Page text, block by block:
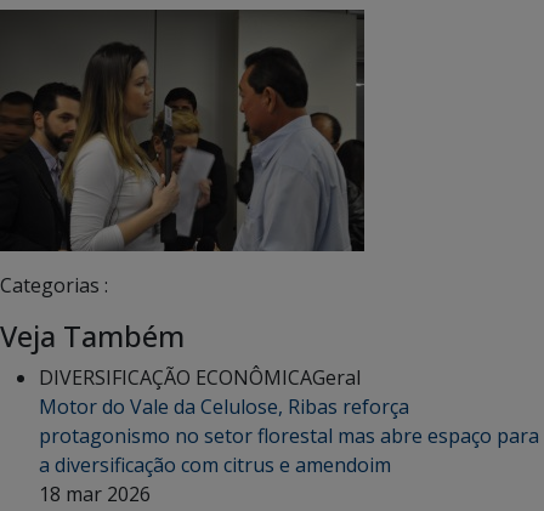
Categorias :
Veja Também
DIVERSIFICAÇÃO ECONÔMICAGeral
Motor do Vale da Celulose, Ribas reforça
protagonismo no setor florestal mas abre espaço para
a diversificação com citrus e amendoim
18 mar 2026